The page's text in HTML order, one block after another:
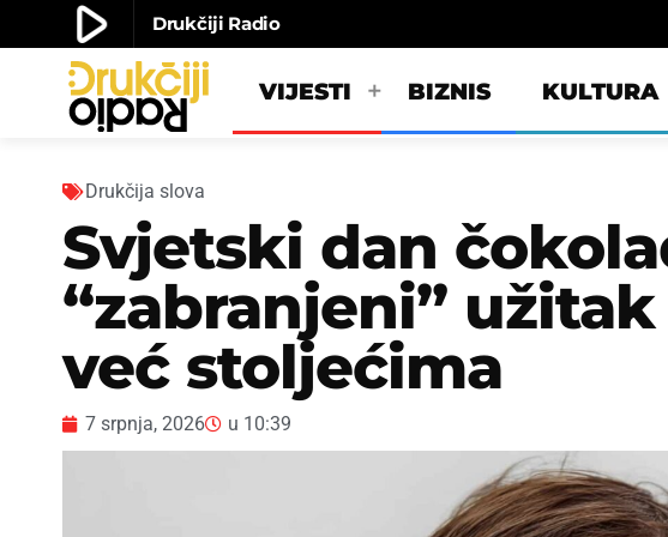
play_arrow Drukčiji Radio
play_arrow Drukčiji radioVIJESTI BIZNIS KULTURA
Drukčija slova
Svjetski dan
“zabranjeni”
već stoljećima
7 srpnja, 2026 u 10:39